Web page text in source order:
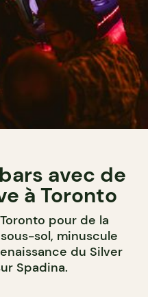
avec de
à Toronto
pour de la
sol, minuscule
du Silver
Spadina.